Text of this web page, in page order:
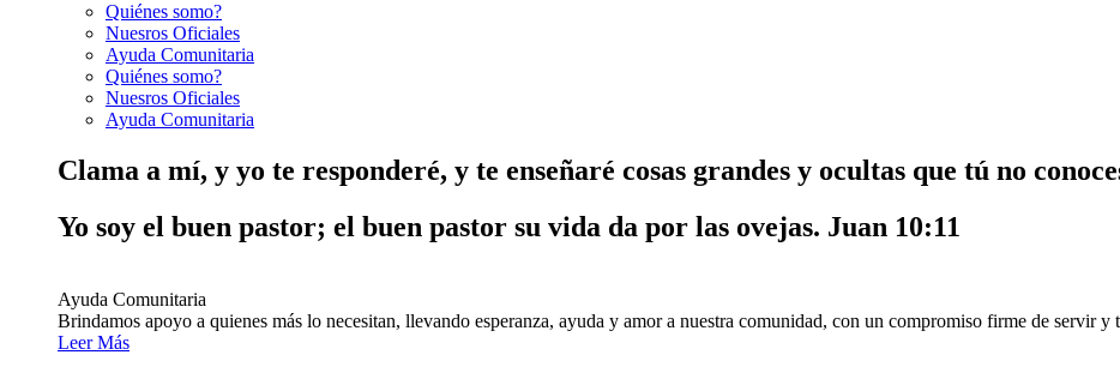
Quiénes somo?
Nuesros Oficiales
Ayuda Comunitaria
Quiénes somo?
Nuesros Oficiales
Ayuda Comunitaria
Clama a mí, y yo te responderé, y te enseñaré cosas grandes y ocultas que tú no
Yo soy el buen pastor; el buen pastor su vida da por las ovejas. Juan 10:11
Ayuda Comunitaria
Brindamos apoyo a quienes más lo necesitan, llevando esperanza, ayuda y amor a nuestra comunidad, con un compromiso firme de servir y
Leer Más